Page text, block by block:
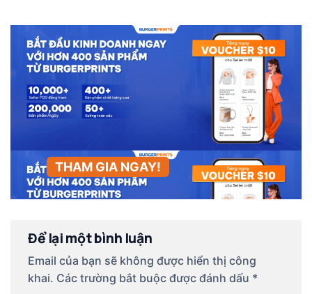
THAM GIA NGAY!
Để lại một bình luận
Email của bạn sẽ không được hiển thị công
khai. Các trường bắt buộc được đánh dấu *